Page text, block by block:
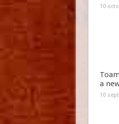
10
a
10